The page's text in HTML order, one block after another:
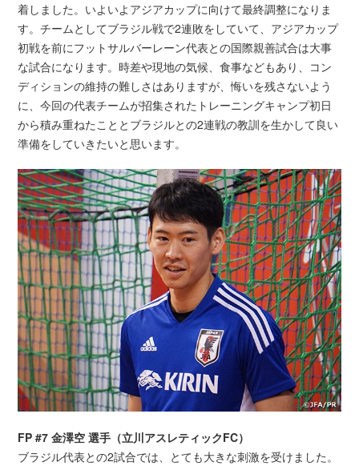
着しました。いよいよアジアカップに向けて最終調整になりま
す。チームとしてブラジル戦で2連敗をしていて、アジアカップ
初戦を前にフットサルバーレーン代表との国際親善試合は大事
な試合になります。時差や現地の気候、食事などもあり、コン
ディションの維持の難しさはありますが、悔いを残さないよう
に、今回の代表チームが招集されたトレーニングキャンプ初日
から積み重ねたこととブラジルとの2連戦の教訓を生かして良い
準備をしていきたいと思います。
FP #7 金澤空 選手（立川アスレティックFC）
ブラジル代表との2試合では、とても大きな刺激を受けました。